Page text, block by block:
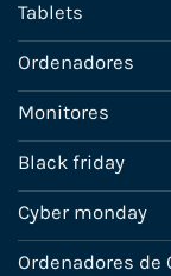
Tablets
Ordenadores
Monitores
Black friday
Cyber monday
Ordenadores de